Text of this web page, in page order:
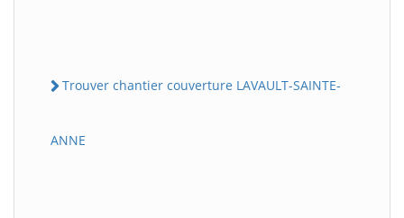
Trouver chantier couverture LAVAULT-SAINTE-
ANNE